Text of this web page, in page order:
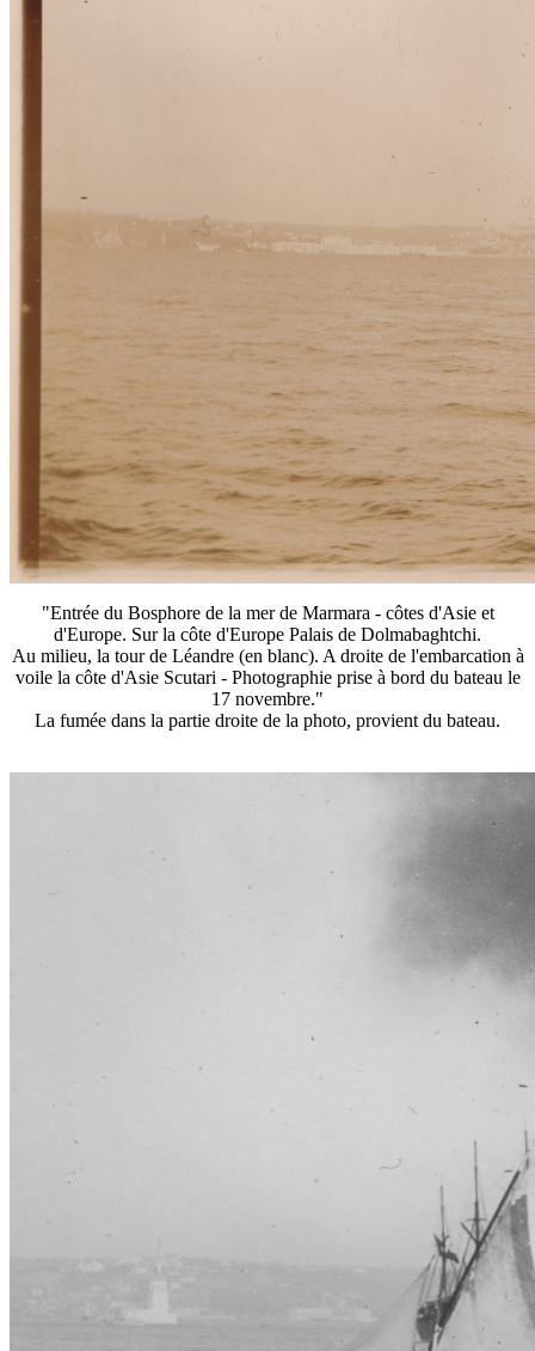
"Entrée du Bosphore de la mer de Marmara - côtes d'Asie et
d'Europe. Sur la côte d'Europe Palais de Dolmabaghtchi.
Au milieu, la tour de Léandre (en blanc). A droite de l'embarcation à
voile la côte d'Asie Scutari - Photographie prise à bord du bateau le
17 novembre."
La fumée dans la partie droite de la photo, provient du bateau.